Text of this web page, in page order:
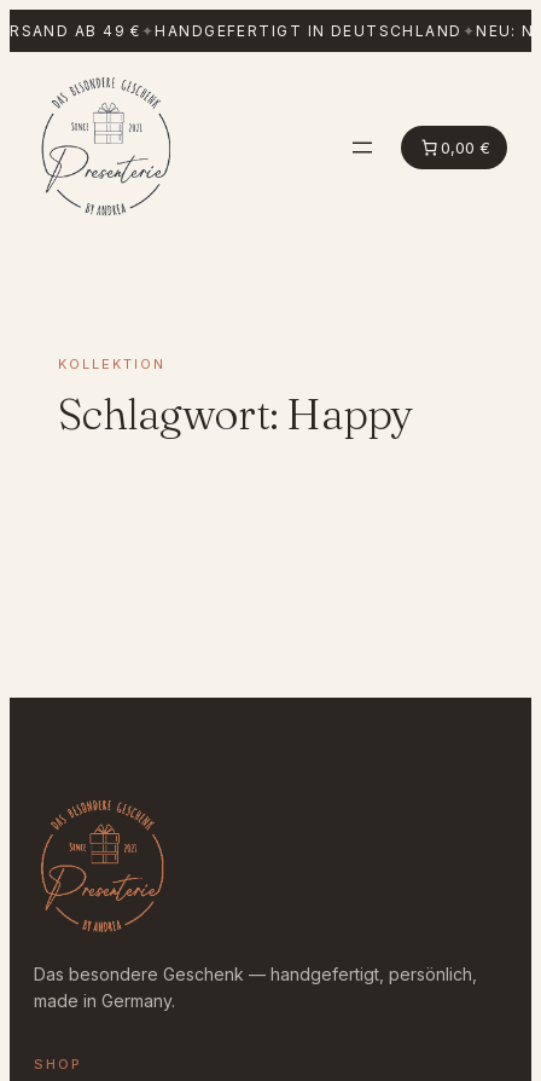
Zum
Inhalt
AB 49 €✦HANDGEFERTIGT IN DEUTSCHLAND✦NEU:
0,00 €
KOLLEKTION
Schlagwort: Happy
Das besondere Geschenk — handgefertigt, persönlich,
made in Germany.
SHOP